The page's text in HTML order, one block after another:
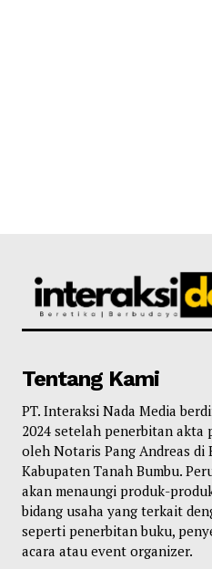
Tentang Kami
PT. Interaksi Nada Media
2024 setelah penerbitan akta
oleh Notaris Pang Andreas di
Kabupaten Tanah Bumbu.
akan menaungi produk-
bidang usaha yang terkait
seperti penerbitan buku,
acara atau event organizer.